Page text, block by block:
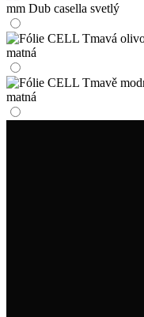
mm Dub casella svetlý
matná
matná